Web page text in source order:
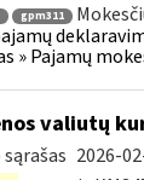
gpm311
» Pajamų
valiutų
2026-